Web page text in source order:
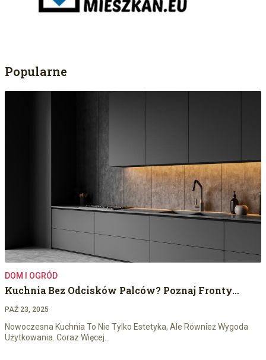
Popularne
DOM I OGRÓD
Kuchnia Bez Odcisków Palców? Poznaj Fronty…
PAŹ 23, 2025
Nowoczesna Kuchnia To Nie Tylko Estetyka, Ale Również Wygoda
Użytkowania. Coraz Więcej…